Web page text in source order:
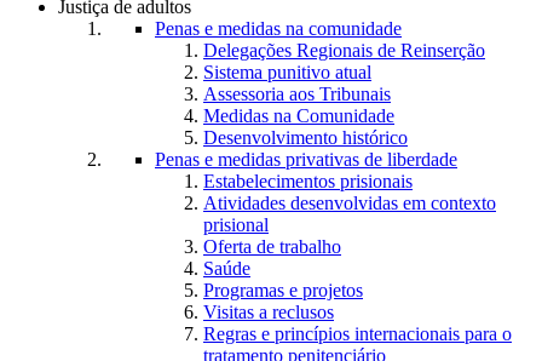
Justiça de adultos
Penas e medidas na comunidade
Delegações Regionais de Reinserção
Sistema punitivo atual
Assessoria aos Tribunais
Medidas na Comunidade
Desenvolvimento histórico
Penas e medidas privativas de liberdade
Estabelecimentos prisionais
Atividades desenvolvidas em contexto
prisional
Oferta de trabalho
Saúde
Programas e projetos
Visitas a reclusos
Regras e princípios internacionais para o
tratamento penitenciário